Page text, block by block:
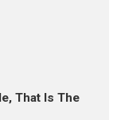
That Is The